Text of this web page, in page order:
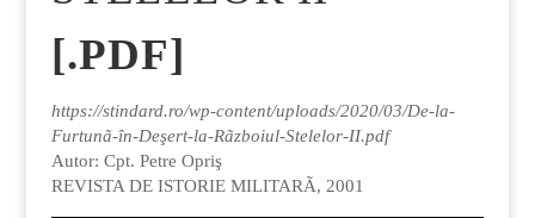
[.PDF]
https://stindard.ro/wp-content/uploads/2020/03/De-la-
Furtunã-în-Deşert-la-Rãzboiul-Stelelor-II.pdf
Autor: Cpt. Petre Opriş
REVISTA DE ISTORIE MILITARÃ, 2001